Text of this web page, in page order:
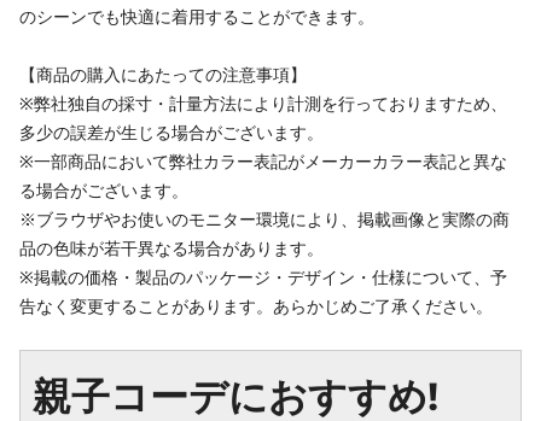
のシーンでも快適に着用することができます。
【商品の購入にあたっての注意事項】
※弊社独自の採寸・計量方法により計測を行っておりますため、
多少の誤差が生じる場合がございます。
※一部商品において弊社カラー表記がメーカーカラー表記と異な
る場合がございます。
※ブラウザやお使いのモニター環境により、掲載画像と実際の商
品の色味が若干異なる場合があります。
※掲載の価格・製品のパッケージ・デザイン・仕様について、予
告なく変更することがあります。あらかじめご了承ください。
親子コーデにおすすめ!